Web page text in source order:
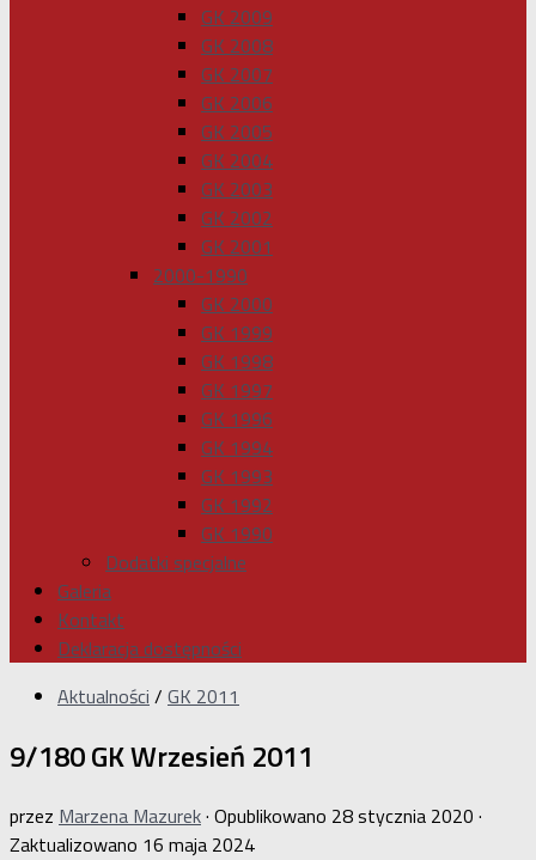
GK 2009
GK 2008
GK 2007
GK 2006
GK 2005
GK 2004
GK 2003
GK 2002
GK 2001
2000-1990
GK 2000
GK 1999
GK 1998
GK 1997
GK 1996
GK 1994
GK 1993
GK 1992
GK 1990
Dodatki specjalne
Galeria
Kontakt
Deklaracja dostępności
Aktualności / GK 2011
9/180 GK Wrzesień 2011
przez Marzena Mazurek· Opublikowano 28 stycznia 2020 ·
Zaktualizowano 16 maja 2024